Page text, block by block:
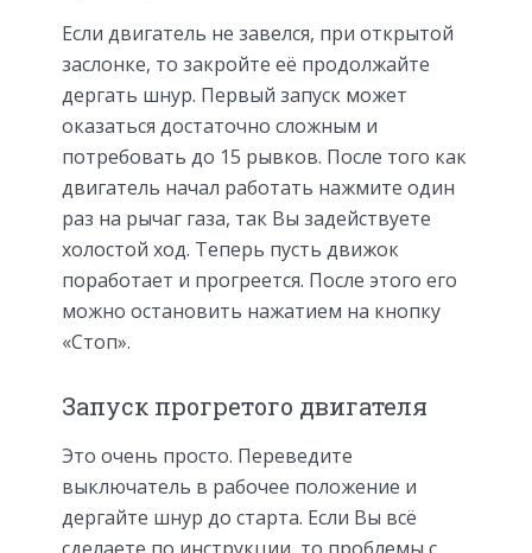
Если двигатель не завелся, при открытой
заслонке, то закройте её продолжайте
дергать шнур. Первый запуск может
оказаться достаточно сложным и
потребовать до 15 рывков. После того как
двигатель начал работать нажмите один
раз на рычаг газа, так Вы задействуете
холостой ход. Теперь пусть движок
поработает и прогреется. После этого его
можно остановить нажатием на кнопку
«Стоп».
Запуск прогретого двигателя
Это очень просто. Переведите
выключатель в рабочее положение и
дергайте шнур до старта. Если Вы всё